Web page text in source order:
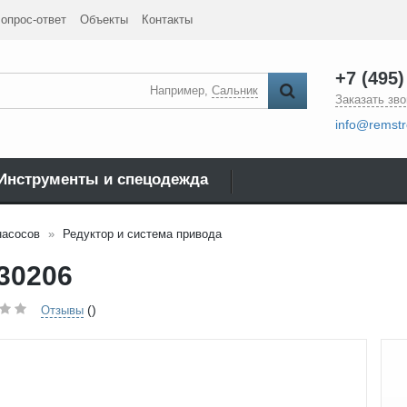
ответ Объекты Контакты
Например, Сальник
+7
Заказать
и спецодежда
Редуктор и система привода
Отзывы ()